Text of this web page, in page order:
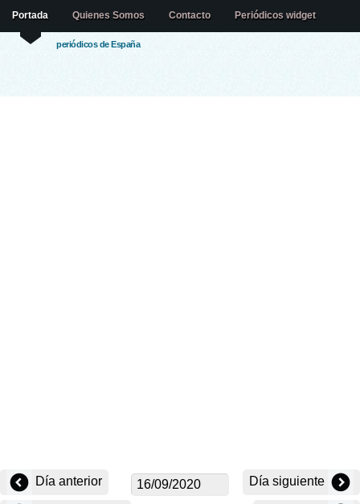
periódicos de España
Portada Quienes Somos Contacto Periódicos widget
Día anterior Día siguiente